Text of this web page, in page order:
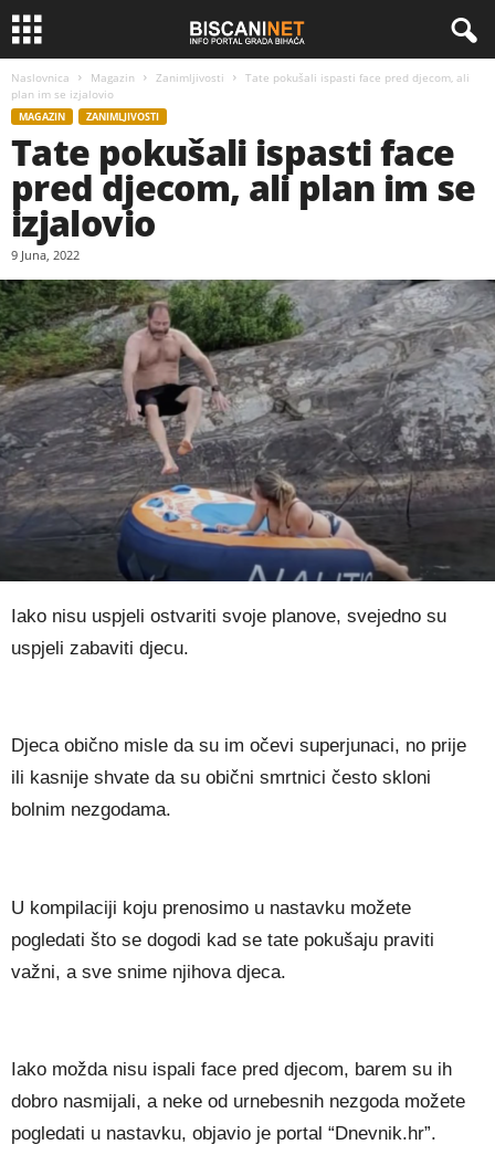
Naslovnica Magazin Zanimljivosti
Tate pokušali ispasti face pred djecom, ali
plan im se izjalovio
MAGAZIN ZANIMLJIVOSTI
Tate pokušali ispasti face
pred djecom, ali plan im se
izjalovio
9 Juna, 2022
Iako nisu uspjeli ostvariti svoje planove, svejedno su
uspjeli zabaviti djecu.
Djeca obično misle da su im očevi superjunaci, no prije
ili kasnije shvate da su obični smrtnici često skloni
bolnim nezgodama.
U kompilaciji koju prenosimo u nastavku možete
pogledati što se dogodi kad se tate pokušaju praviti
važni, a sve snime njihova djeca.
Iako možda nisu ispali face pred djecom, barem su ih
dobro nasmijali, a neke od urnebesnih nezgoda možete
pogledati u nastavku, objavio je portal “Dnevnik.hr”.